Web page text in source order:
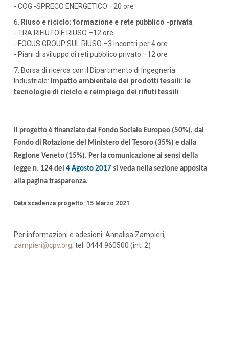
- COG -SPRECO ENERGETICO –20 ore
6. Riuso e riciclo: formazione e rete pubblico -privata
- TRA RIFIUTO E RIUSO –12 ore
- FOCUS GROUP SUL RIUSO –3 incontri per 4 ore
- Piani di sviluppo di reti pubblico privato –12 ore
7. Borsa di ricerca con il Dipartimento di Ingegneria
Industriale: Impatto ambientale dei prodotti tessili: le
tecnologie di riciclo e reimpiego dei rifiuti tessili
Il progetto è finanziato dal Fondo Sociale Europeo (50%), dal
Fondo di Rotazione del Ministero del Tesoro (35%) e dalla
Regione Veneto (15%). Per la comunicazione ai sensi della
legge n. 124 del 4 Agosto 2017 si veda nella sezione apposita
alla pagina trasparenza.
Data scadenza progetto: 15 Marzo 2021
Per informazioni e adesioni: Annalisa Zampieri,
zampieri@cpv.org; tel. 0444 960500 (int. 2)